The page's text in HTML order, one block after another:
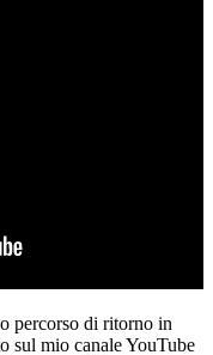
percorso di ritorno in
sul mio canale YouTube